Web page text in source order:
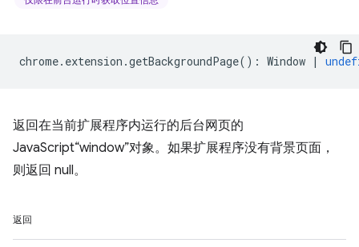
chrome. extension .getBackgroundPage() : Window |
返回在当前扩展程序内运行的后台网页的
JavaScript“window”对象。如果扩展程序没有背景页面，
则返回 null。
返回